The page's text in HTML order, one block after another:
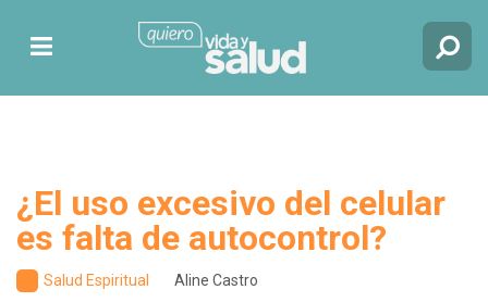
¿El uso excesivo del celular
es falta de autocontrol?
Salud Espiritual Aline Castro